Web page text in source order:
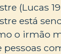
(Lucas
está
o irmão
pessoas